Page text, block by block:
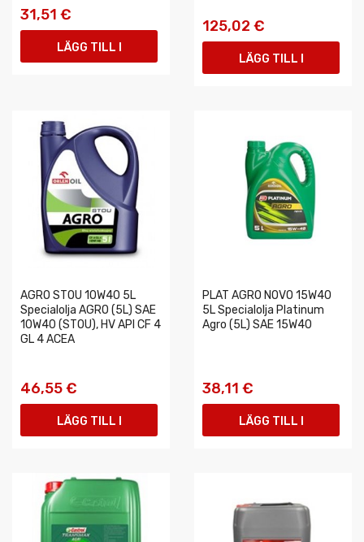
31,51 €
LÄGG TILL I
125,02 €
LÄGG TILL I
AGRO STOU 10W40 5L
Specialolja AGRO (5L) SAE
10W40 (STOU), HV API CF 4
GL 4 ACEA
46,55 €
LÄGG TILL I
PLAT AGRO NOVO 15W40
5L Specialolja Platinum
Agro (5L) SAE 15W40
38,11 €
LÄGG TILL I